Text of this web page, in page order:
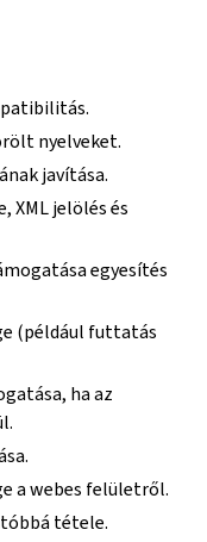
nyelveket.
javítása.
XML jelölés és
egyesítés
(például futtatás
ha az
a webes felületről.
tétele.